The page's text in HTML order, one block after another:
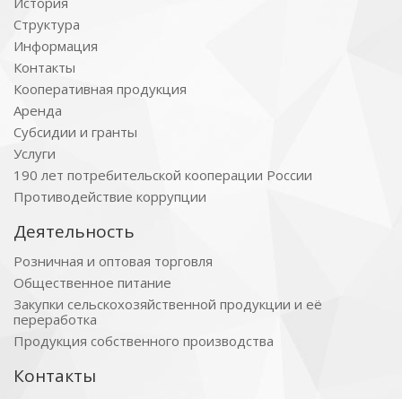
Структура
Информация
Контакты
Кооперативная продукция
Аренда
Субсидии и гранты
Услуги
190 лет потребительской кооперации России
Противодействие коррупции
Деятельность
Розничная и оптовая торговля
Общественное питание
Закупки сельскохозяйственной продукции и её
переработка
Продукция собственного производства
Контакты